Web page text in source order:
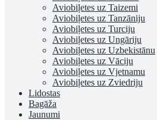
Aviobiļetes uz Taizemi
Aviobiļetes uz Tanzāniju
Aviobiļetes uz Turciju
Aviobiļetes uz Ungāriju
Aviobiļetes uz Uzbekistānu
Aviobiļetes uz Vāciju
Aviobiļetes uz Vjetnamu
Aviobiļetes uz Zviedriju
Lidostas
Bagāža
Jaunumi